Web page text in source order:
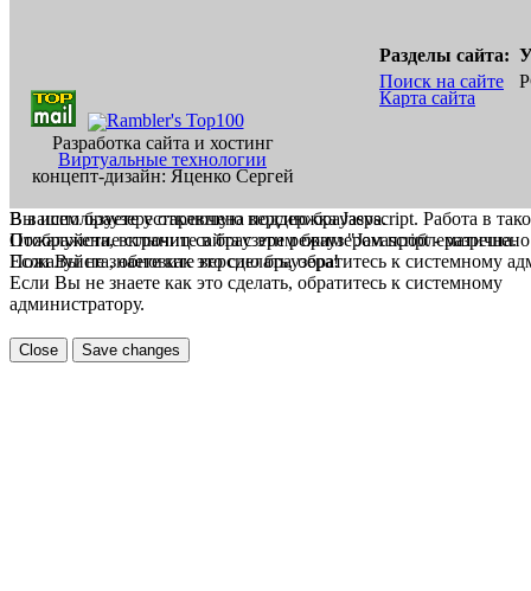
Разработка сайта и хостинг
Виртуальные технологии
концепт-дизайн: Яценко Сергей
Разделы сайта:
Поиск на сайте
Карта сайта
В вашем браузере отключена поддержка Jasvscript. Работа в
Пожалуйста, включите в браузере режим "Javascript -
Если Вы не знаете как это сделать, обратитесь к системному
Вы используете устаревшую версию браузера.
Отображение страниц сайта с этим браузером проблематична.
Пожалуйста, обновите версию браузера!
Если Вы не знаете как это сделать, обратитесь к системному
администратору.
Close Save changes